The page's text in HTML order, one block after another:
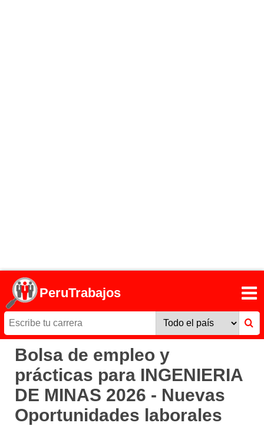
PeruTrabajos
Bolsa de empleo y
prácticas para INGENIERIA
DE MINAS 2026 - Nuevas
Oportunidades laborales